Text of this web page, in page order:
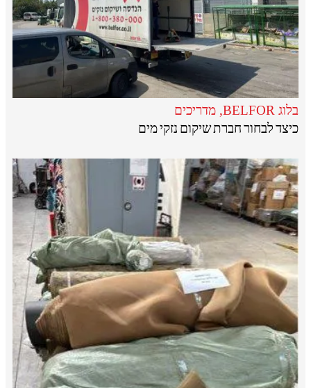
בלוג BELFOR , מדריכים
כיצד לבחור חברת שיקום נזקי מים